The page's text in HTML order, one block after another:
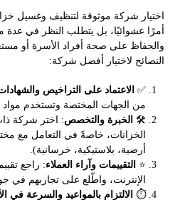
اختيار شركة موثوقة لتنظيف وغسيل
أمرًا عشوائيًا، بل يتطلب النظر في عدة
والحفاظ على صحة أفراد الأسرة أو
النصائح لاختيار أفضل شركة:
✅ الاعتماد على التراخيص
من الجهات المختصة وتستخدم مواد
🛠️ الخبرة والتخصص: اختر شركة
الخزانات، خاصةً في التعامل مع
أرضية، بلاستيكية، خرسانية).
⭐ التقييمات وآراء العملاء: راجع
الإنترنت، واطّلع على تجاربهم في
⏱️ الالتزام بالمواعيد والسرعة في